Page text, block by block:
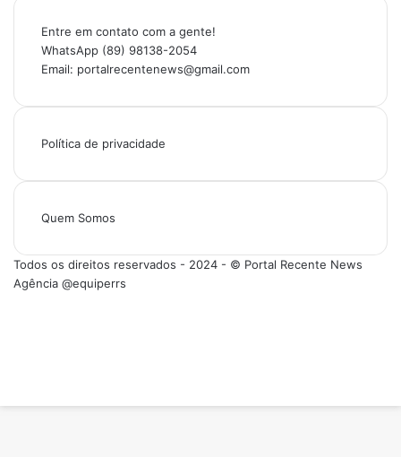
Entre em contato com a gente!
WhatsApp (89) 98138-2054
Email: portalrecentenews@gmail.com
Política de privacidade
Quem Somos
Todos os direitos reservados - 2024 - © Portal Recente News
Agência @equiperrs